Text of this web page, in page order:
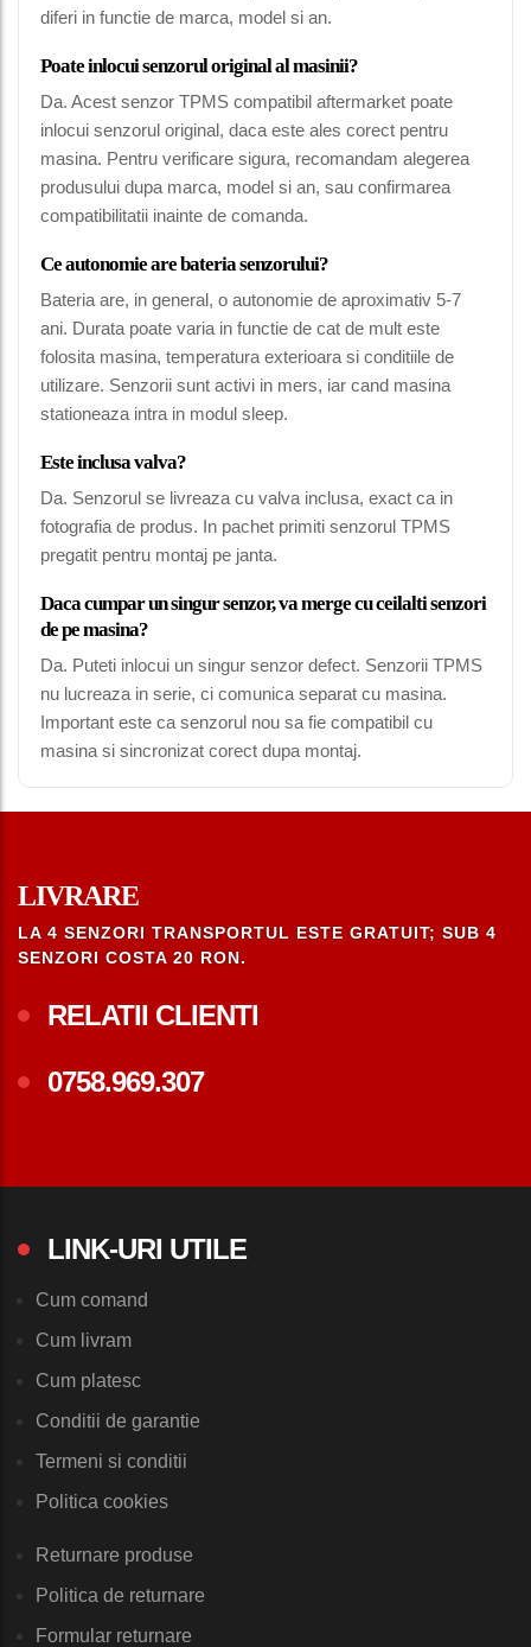
diferi in functie de marca, model si an.
Poate inlocui senzorul original al masinii?
Da. Acest senzor TPMS compatibil aftermarket poate
inlocui senzorul original, daca este ales corect pentru
masina. Pentru verificare sigura, recomandam alegerea
produsului dupa marca, model si an, sau confirmarea
compatibilitatii inainte de comanda.
Ce autonomie are bateria senzorului?
Bateria are, in general, o autonomie de aproximativ 5-7
ani. Durata poate varia in functie de cat de mult este
folosita masina, temperatura exterioara si conditiile de
utilizare. Senzorii sunt activi in mers, iar cand masina
stationeaza intra in modul sleep.
Este inclusa valva?
Da. Senzorul se livreaza cu valva inclusa, exact ca in
fotografia de produs. In pachet primiti senzorul TPMS
pregatit pentru montaj pe janta.
Daca cumpar un singur senzor, va merge cu ceilalti senzori
de pe masina?
Da. Puteti inlocui un singur senzor defect. Senzorii TPMS
nu lucreaza in serie, ci comunica separat cu masina.
Important este ca senzorul nou sa fie compatibil cu
masina si sincronizat corect dupa montaj.
LIVRARE
LA 4 SENZORI TRANSPORTUL ESTE GRATUIT; SUB 4
SENZORI COSTA 20 RON.
RELATII CLIENTI
0758.969.307
LINK-URI UTILE
Cum comand
Cum livram
Cum platesc
Conditii de garantie
Termeni si conditii
Politica cookies
Returnare produse
Politica de returnare
Formular returnare